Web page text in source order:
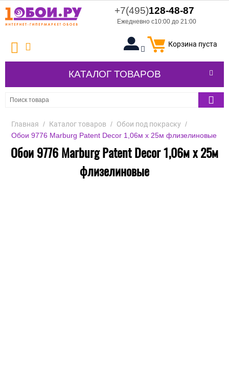
+7(495)128-48-87
Ежедневно с10:00 до 21:00
Корзина пуста
КАТАЛОГ ТОВАРОВ
Главная / Каталог товаров / Обои под покраску /
Обои 9776 Marburg Patent Decor 1,06м x 25м флизелиновые
Обои 9776 Marburg Patent Decor 1,06м x 25м
флизелиновые